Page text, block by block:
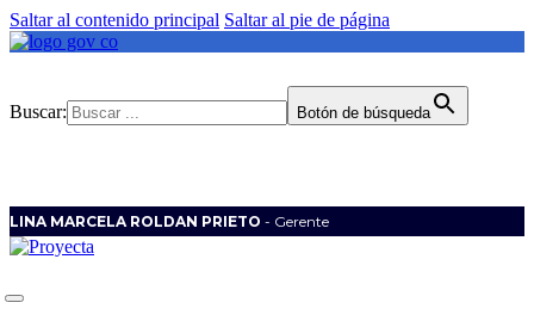
Saltar al contenido principal Saltar al pie de página
Buscar: Botón de búsqueda
LINA MARCELA ROLDAN PRIETO - Gerente